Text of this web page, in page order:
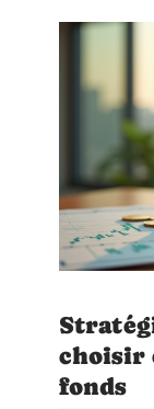
choisir
fonds